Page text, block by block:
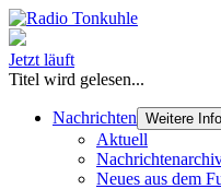
Jetzt läuft
Titel wird gelesen...
Nachrichten Weitere
Aktuell
Neues aus dem